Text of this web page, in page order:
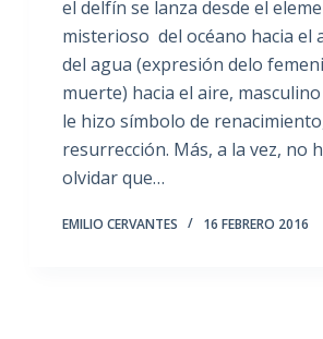
el delfín se lanza desde el
misterioso del océano hacia el
del agua (expresión delo
muerte) hacia el aire,
le hizo símbolo de
resurrección. Más, a la vez, no
olvidar que…
EMILIO CERVANTES 16 FEBRERO 2016